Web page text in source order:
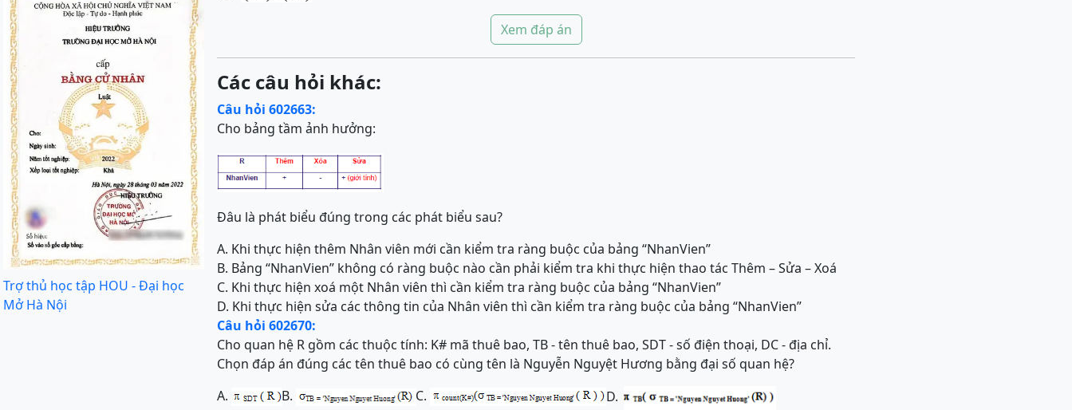
Trợ thủ học tập HOU - Đại học
Mở Hà Nội
Xem đáp án
Các câu hỏi khác:
Câu hỏi 602663:
Cho bảng tầm ảnh hưởng:
Đâu là phát biểu đúng trong các phát biểu sau?
A. Khi thực hiện thêm Nhân viên mới cần kiểm tra ràng buộc của bảng “NhanVien”
B. Bảng “NhanVien” không có ràng buộc nào cần phải kiểm tra khi thực hiện thao tác Thêm – Sửa – Xoá
C. Khi thực hiện xoá một Nhân viên thì cần kiểm tra ràng buộc của bảng “NhanVien”
D. Khi thực hiện sửa các thông tin của Nhân viên thì cần kiểm tra ràng buộc của bảng “NhanVien”
Câu hỏi 602670:
Cho quan hệ R gồm các thuộc tính: K# mã thuê bao, TB - tên thuê bao, SDT - số điện thoại, DC - địa chỉ.
Chọn đáp án đúng các tên thuê bao có cùng tên là Nguyễn Nguyệt Hương bằng đại số quan hệ?
A.
B. C.
D.